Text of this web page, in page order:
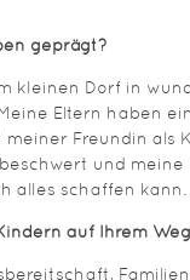
geprägt?
kleinen Dorf in
Eltern haben
Freundin als
und
alles schaffen kann.
auf Ihrem